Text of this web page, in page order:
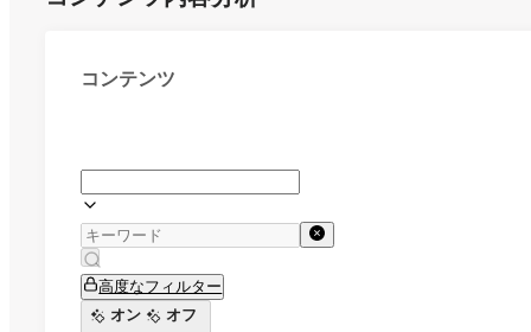
コンテンツ
高度なフィルター
オン
オフ